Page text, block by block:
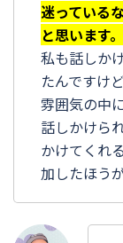
迷っている
と思います。
私も話しか
たんですけ
雰囲気の中
話しかけら
かけてくれ
加したほう